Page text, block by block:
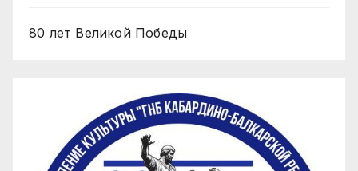
80 лет Великой Победы